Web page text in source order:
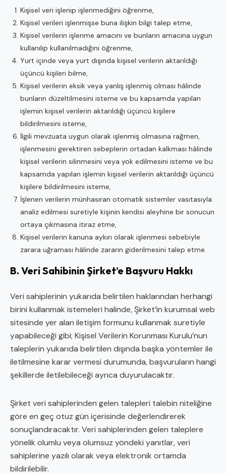
Kişisel veri işlenip işlenmediğini öğrenme,
Kişisel verileri işlenmişse buna ilişkin bilgi talep etme,
Kişisel verilerin işlenme amacını ve bunların amacına uygun
kullanılıp kullanılmadığını öğrenme,
Yurt içinde veya yurt dışında kişisel verilerin aktarıldığı
üçüncü kişileri bilme,
Kişisel verilerin eksik veya yanlış işlenmiş olması hâlinde
bunların düzeltilmesini isteme ve bu kapsamda yapılan
işlemin kişisel verilerin aktarıldığı üçüncü kişilere
bildirilmesini isteme,
İlgili mevzuata uygun olarak işlenmiş olmasına rağmen,
işlenmesini gerektiren sebeplerin ortadan kalkması hâlinde
kişisel verilerin silinmesini veya yok edilmesini isteme ve bu
kapsamda yapılan işlemin kişisel verilerin aktarıldığı üçüncü
kişilere bildirilmesini isteme,
İşlenen verilerin münhasıran otomatik sistemler vasıtasıyla
analiz edilmesi suretiyle kişinin kendisi aleyhine bir sonucun
ortaya çıkmasına itiraz etme,
Kişisel verilerin kanuna aykırı olarak işlenmesi sebebiyle
zarara uğraması hâlinde zararın giderilmesini talep etme.
B. Veri Sahibinin Şirket’e Başvuru Hakkı
Veri sahiplerinin yukarıda belirtilen haklarından herhangi
birini kullanmak istemeleri halinde, Şirket’in kurumsal web
sitesinde yer alan iletişim formunu kullanmak suretiyle
yapabileceği gibi; Kişisel Verilerin Korunması Kurulu’nun
taleplerin yukarıda belirtilen dışında başka yöntemler ile
iletilmesine karar vermesi durumunda, başvuruların hangi
şekillerde iletilebileceği ayrıca duyurulacaktır.
Şirket veri sahiplerinden gelen talepleri talebin niteliğine
göre en geç otuz gün içerisinde değerlendirerek
sonuçlandıracaktır. Veri sahiplerinden gelen taleplere
yönelik olumlu veya olumsuz yöndeki yanıtlar, veri
sahiplerine yazılı olarak veya elektronik ortamda
bildirilebilir.